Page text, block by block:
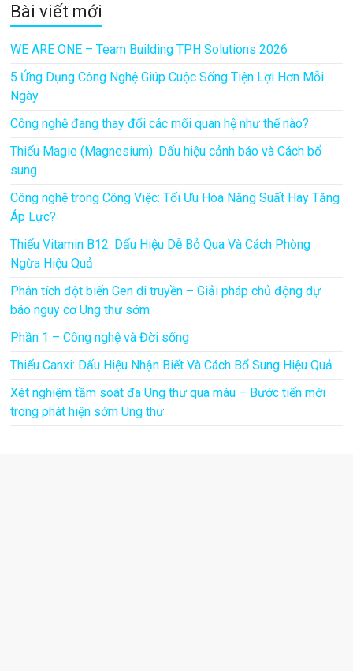
Bài viết mới
WE ARE ONE – Team Building TPH Solutions 2026
5 Ứng Dụng Công Nghệ Giúp Cuộc Sống Tiện Lợi Hơn Mỗi
Ngày
Công nghệ đang thay đổi các mối quan hệ như thế nào?
Thiếu Magie (Magnesium): Dấu hiệu cảnh báo và Cách bổ
sung
Công nghệ trong Công Việc: Tối Ưu Hóa Năng Suất Hay Tăng
Áp Lực?
Thiếu Vitamin B12: Dấu Hiệu Dễ Bỏ Qua Và Cách Phòng
Ngừa Hiệu Quả
Phân tích đột biến Gen di truyền – Giải pháp chủ động dự
báo nguy cơ Ung thư sớm
Phần 1 – Công nghệ và Đời sống
Thiếu Canxi: Dấu Hiệu Nhận Biết Và Cách Bổ Sung Hiệu Quả
Xét nghiệm tầm soát đa Ung thư qua máu – Bước tiến mới
trong phát hiện sớm Ung thư